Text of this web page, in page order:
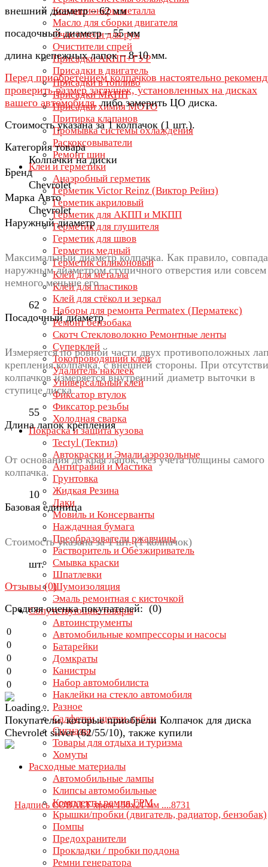
Кондиционеры металла
Масло для сборки двигателя
Очистители для рук
Очистители спрей
Присадки АКПП+ГУР
Присадки в двигатель
Присадки в топливо
Присадки МКПП
Присадки химия МОТО
Притирка клапанов
Промывка системы охлаждения
Раскоксовыватели
Ремонт шин
Клеи и герметики
Анаэробный герметик
Герметик Victor Reinz (Виктор Рейнз)
Герметик акриловый
Герметик для АКПП и МКПП
Герметик для глушителя
Герметик для швов
Герметик медный
Герметик силиконовый
Клей для металла
Клей для пластиков
Клей для стёкол и зеркал
Наборы для ремонта Permatex (Перматекс)
Ремонт бензобака
Скотч Стекловолокно Ремонтные ленты
Суперклей
Токопроводящий клей
Удалитель наклеек
Универсальный клей
Фиксатор втулок
Фиксатор резьбы
Холодная сварка
Покраска и защита кузова
Tectyl (Тектил)
Автокраски и Эмали аэрозольные
Антигравий и Мастика
Грунтовка
Жидкая Резина
Лаки
Мовиль и Консерванты
Наждачная бумага
Преобразователи ржавчины
Растворитель и Обезжириватель
Смывка краски
Шпатлевки
Шумоизоляция
Эмаль ремонтная с кисточкой
Сопутствующие товары
Автоинструменты
Автомобильные компрессоры и насосы
Батарейки
Домкраты
Канистры
Набор автомобилиста
Наклейки на стекло автомобиля
Разное
Салфетки, щетки, губки
Сигналы
Товары для отдыха и туризма
Хомуты
Расходные материалы
Автомобильные лампы
Клипсы автомобильные
Комплекты ремня ГРМ
Крышки/пробки (двигатель, радиатор, бензобак)
Помпы
Предохранители
Прокладки / пробки поддона
Ремни генератора
внешний диаметр – 62 мм
посадочный диаметр – 55 мм
длина крепежных лапок – 8-10 мм.
Перед приобретением колпачков настоятельно
проверить размер заглушек, установленных на дисках
вашего автомобиля,либо замерить ЦО диска.
Стоимость указана за 1 колпачок (1 шт.).
Категория товара
Колпачки на диски
Бренд
Chevrolet
Марка Авто
Chevrolet
Наружный диаметр
Максимальный диаметр колпачка. Как правило,
наружным диаметром ступичного отверстия или совсем
немного меньше его.
62
Посадочный диаметр
Измеряется по ровной части двух противоположных
крепления колпачка, с внешней стороны. При
колпачков измеряется внутренний диаметр выточки в
ступице диска
55
Длина лапок крепления
От основания до края лапок, без учета толщины самого
колпачка.
10
Базовая единица
Стоимость указана за 1 шт. (1 колпачок)
шт.
Отзывы (0)
Средняя оценка покупателей: (0)
0
0
0
0
0
Покупатели, которые приобрели Колпачок для диска
Chevrolet silver (62/55/10), также купили